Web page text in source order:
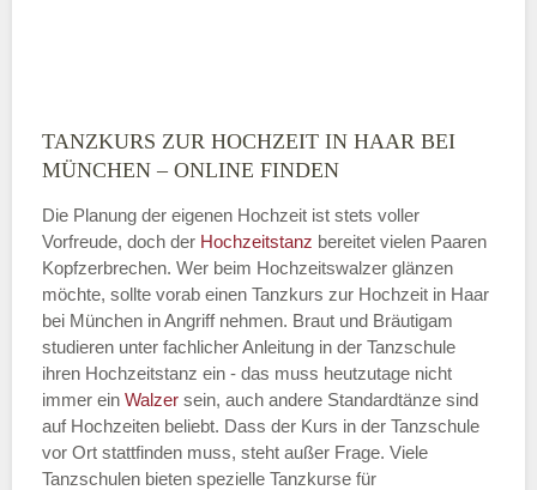
Montag
—
ÖFFNUNGSZEITEN HINZUFÜGEN
Dienstag
—
TANZKURS ZUR HOCHZEIT IN HAAR BEI
MÜNCHEN – ONLINE FINDEN
Die Planung der eigenen Hochzeit ist stets voller
Vorfreude, doch der Hochzeitstanz bereitet vielen Paaren
Kopfzerbrechen. Wer beim Hochzeitswalzer glänzen
möchte, sollte vorab einen Tanzkurs zur Hochzeit in Haar
bei München in Angriff nehmen. Braut und Bräutigam
studieren unter fachlicher Anleitung in der Tanzschule
ihren Hochzeitstanz ein - das muss heutzutage nicht
immer ein Walzer sein, auch andere Standardtänze sind
auf Hochzeiten beliebt. Dass der Kurs in der Tanzschule
vor Ort stattfinden muss, steht außer Frage. Viele
Tanzschulen bieten spezielle Tanzkurse für